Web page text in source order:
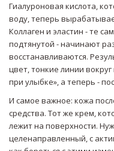
Гиалуроновая кислота,
воду, теперь
Коллаген и эластин - те
подтянутой - начинают
восстанавливаются.
цвет, тонкие линии
при улыбке», а теперь -
И самое важное: кожа
средства. Тот же крем,
лежит на поверхности.
целенаправленный, с